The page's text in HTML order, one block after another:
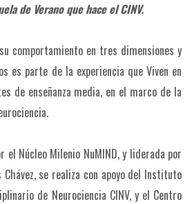
de Verano que hace el CINV.
comportamiento en tres dimensiones y
es parte de la experiencia que Viven en
de enseñanza media, en el marco de la
el Núcleo Milenio NuMIND, y liderada por
se realiza con apoyo del Instituto
de Neurociencia CINV, y el Centro